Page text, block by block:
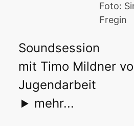
Foto:
Fregin
Soundsession
mit Timo Mildner
Jugendarbeit
mehr...